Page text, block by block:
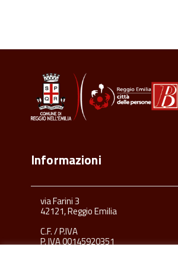
Informazioni
via Farini 3
42121, Reggio Emilia
C.F. / P.IVA
P. IVA 00145920351